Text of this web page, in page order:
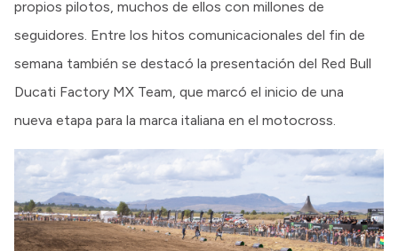
propios pilotos, muchos de ellos con millones de
seguidores. Entre los hitos comunicacionales del fin de
semana también se destacó la presentación del Red Bull
Ducati Factory MX Team, que marcó el inicio de una
nueva etapa para la marca italiana en el motocross.